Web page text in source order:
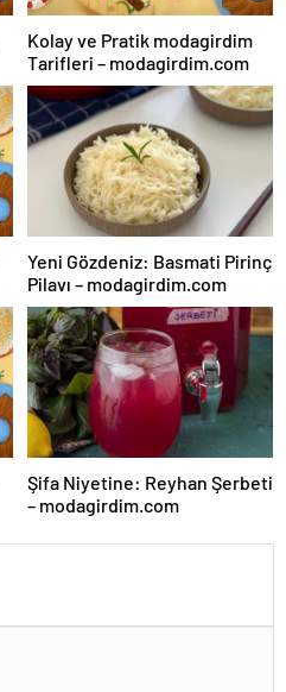
Kolay ve Pratik modagirdim
Tarifleri – modagirdim.com
Yeni Gözdeniz: Basmati Pirinç
Pilavı – modagirdim.com
Şifa Niyetine: Reyhan Şerbeti
– modagirdim.com